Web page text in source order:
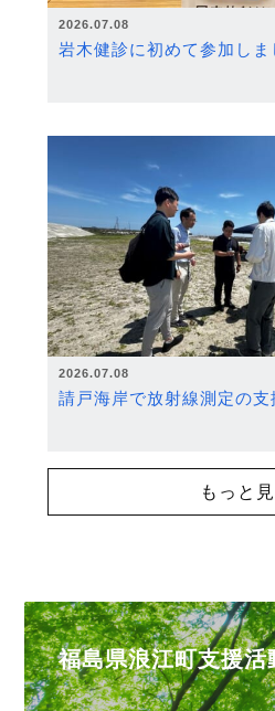
2026.07.08
岩木健診に初めて参加しま
2026.07.08
請戸海岸で放射線測定の支
もっと
福島県浪江町支援活